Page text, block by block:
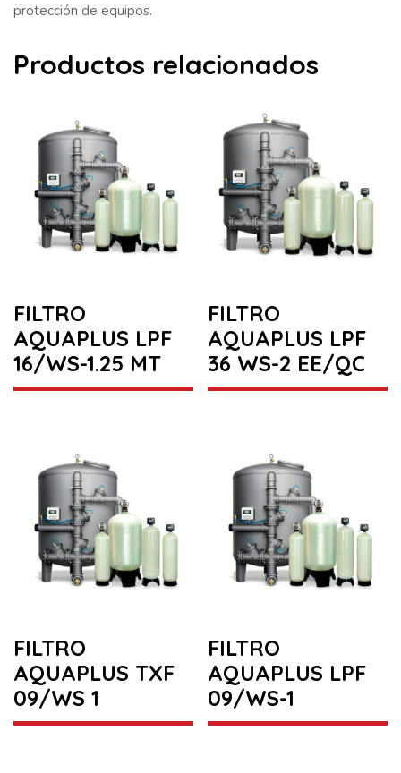
protección de equipos.
Productos relacionados
FILTRO
AQUAPLUS LPF
16/WS-1.25 MT
FILTRO
AQUAPLUS LPF
36 WS-2 EE/QC
FILTRO
AQUAPLUS TXF
09/WS 1
FILTRO
AQUAPLUS LPF
09/WS-1